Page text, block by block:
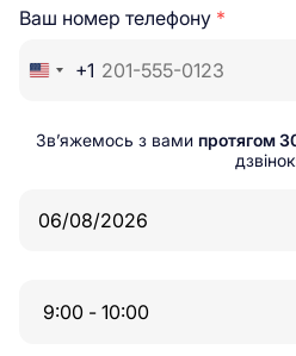
Ваш номер телефону *
+1
Зв’яжемось з вами протягом